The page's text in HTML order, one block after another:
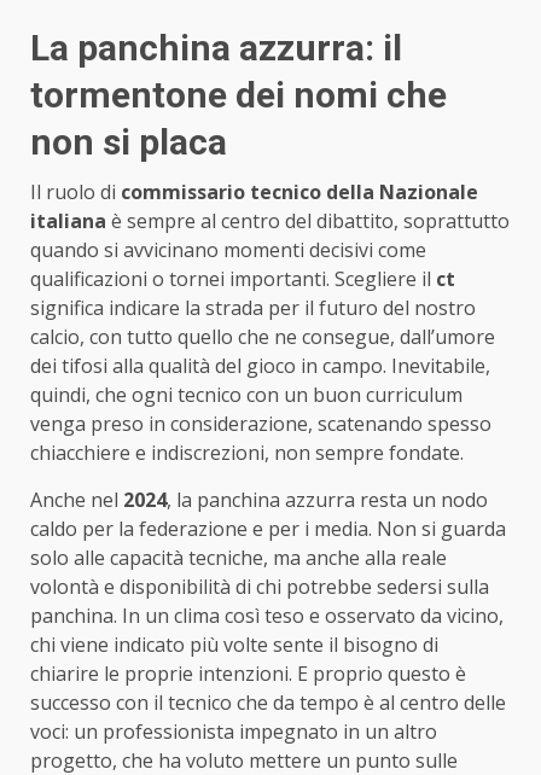
La panchina azzurra: il
tormentone dei nomi che
non si placa
Il ruolo di commissario tecnico della Nazionale
italiana è sempre al centro del dibattito, soprattutto
quando si avvicinano momenti decisivi come
qualificazioni o tornei importanti. Scegliere il ct
significa indicare la strada per il futuro del nostro
calcio, con tutto quello che ne consegue, dall’umore
dei tifosi alla qualità del gioco in campo. Inevitabile,
quindi, che ogni tecnico con un buon curriculum
venga preso in considerazione, scatenando spesso
chiacchiere e indiscrezioni, non sempre fondate.
Anche nel 2024, la panchina azzurra resta un nodo
caldo per la federazione e per i media. Non si guarda
solo alle capacità tecniche, ma anche alla reale
volontà e disponibilità di chi potrebbe sedersi sulla
panchina. In un clima così teso e osservato da vicino,
chi viene indicato più volte sente il bisogno di
chiarire le proprie intenzioni. E proprio questo è
successo con il tecnico che da tempo è al centro delle
voci: un professionista impegnato in un altro
progetto, che ha voluto mettere un punto sulle